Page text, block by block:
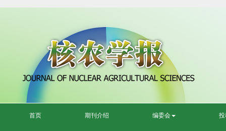
首页 期刊介绍 编委会